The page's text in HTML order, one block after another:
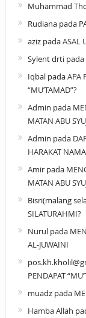
Muhammad
Rudianapada
azizpadaASAL
Sylent drtipada
IqbalpadaAPA
“MU’TAMAD”?
Admin pada
MATAN ABU
Admin pada
HARAKAT
Amirpada
MATAN ABU
Bisri(malang
SILATURAHMI?
Nurulpada
AL-JUWAINI
PENDAPAT
muadzpada
Hamba Allah